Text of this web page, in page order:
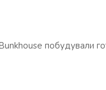
побудували